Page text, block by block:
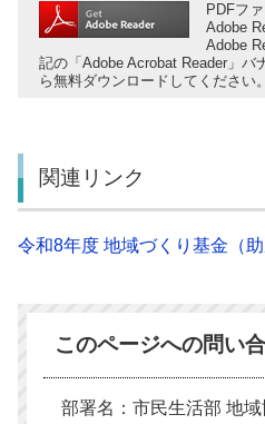
PDFフ
Adobe
Adobe
記の「Adobe Acrobat Reader」バ
ら無料ダウンロードしてください。
関連リンク
令和8年度 地域づくり基金（
このページへの問い
部署名：市民生活部 地域